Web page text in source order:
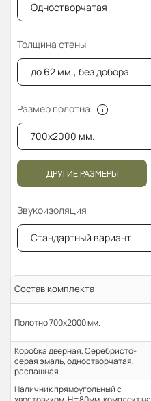
Одностворчатая
Толщина стены
до 62 мм., без добора
Размер полотна
700x2000 мм.
ДРУГИЕ РАЗМЕРЫ
Звукоизоляция
Стандартный вариант
Состав комплекта
Полотно 700x2000 мм.
Коробка дверная, Серебристо-
серая эмаль, одностворчатая,
распашная
Наличник прямоугольный с